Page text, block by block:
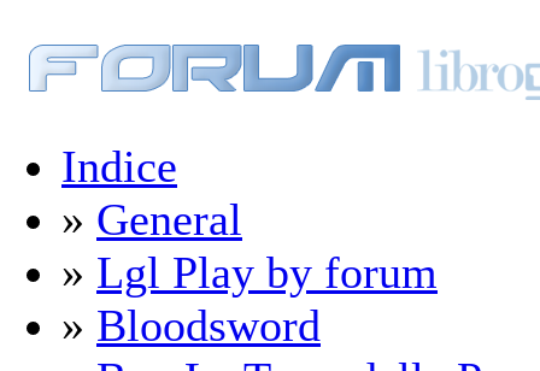
Indice
» General
» Lgl Play by forum
» Bloodsword